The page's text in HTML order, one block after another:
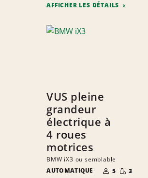
AFFICHER LES DÉTAILS
VUS pleine
grandeur
électrique à
4 roues
motrices
BMW iX3 ou semblable
AUTOMATIQUE
NOMBRE DE
PERSONNES
5 QUANTITÉ
RÉDUITE
3